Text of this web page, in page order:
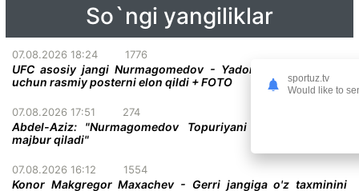
So`ngi yangiliklar
07.08.2026 18:24 1776
UFC asosiy jangi Nurmagomedov - Yadong bo'lgan turnir
uchun rasmiy posterni elon qildi + FOTO
07.08.2026 17:51 274
Abdel-Aziz: "Nurmagomedov Topuriyani taslim bo'lishga
majbur qiladi"
07.08.2026 16:12 1554
Konor Makgregor Maxachev - Gerri jangiga o'z taxminini
sportuz.tv
Would like to